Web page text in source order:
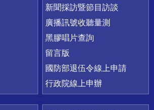
新聞採訪暨節目訪談
廣播訊號收聽量測
黑膠唱片查詢
留言版
國防部退伍令線上申請
行政院線上申辦